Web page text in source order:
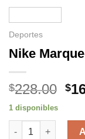
Deportes
Nike
$228.00 El
$
1 disponibles
Nike Marquee